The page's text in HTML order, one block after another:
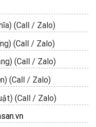
(Call / Zalo)
(Call / Zalo)
(Call / Zalo)
(Call / Zalo)
(Call / Zalo)